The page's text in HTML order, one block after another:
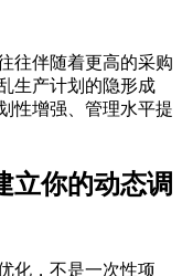
往伴随着更高的采购
生产计划的隐形成
性增强、管理水平提
立你的动态调
化，不是一次性项